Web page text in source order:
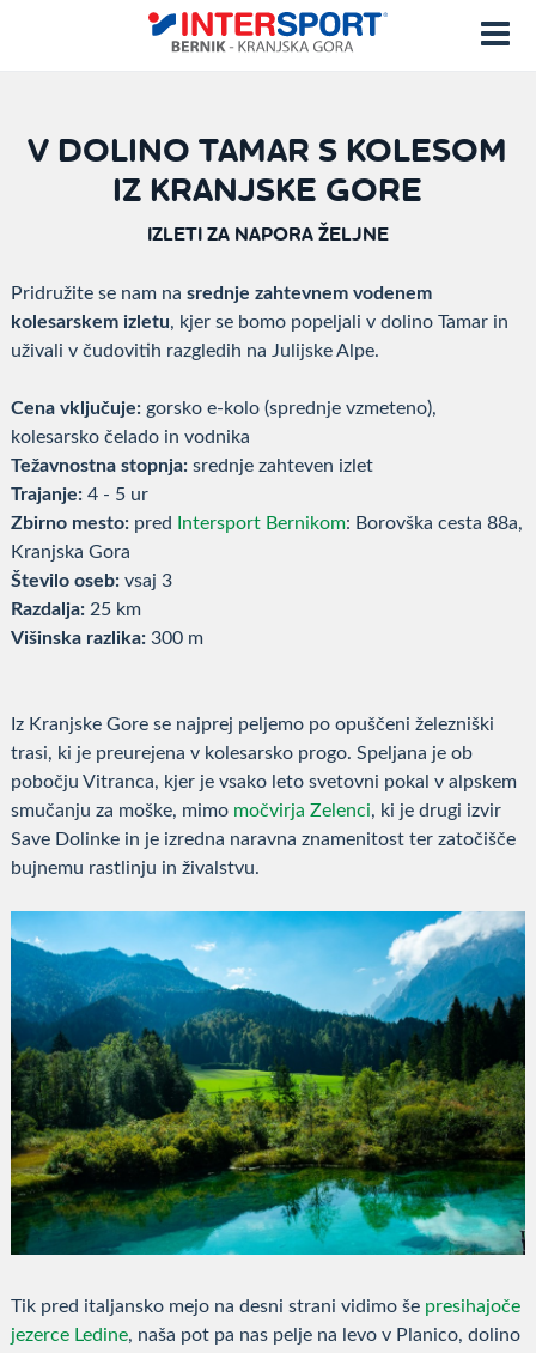
V DOLINO TAMAR S KOLESOM
IZ KRANJSKE GORE
IZLETI ZA NAPORA ŽELJNE
Pridružite se nam na srednje zahtevnem vodenem
kolesarskem izletu, kjer se bomo popeljali v dolino Tamar in
uživali v čudovitih razgledih na Julijske Alpe.
Cena vključuje:gorsko e-kolo (sprednje vzmeteno),
kolesarsko čelado in vodnika
Težavnostna stopnja:srednje zahteven izlet
Trajanje:4 - 5 ur
Zbirno mesto:pred Intersport Bernikom: Borovška cesta 88a,
Kranjska Gora
Število oseb:vsaj 3
Razdalja:25 km
Višinska razlika:300 m
Iz Kranjske Gore se najprej peljemo po opuščeni železniški
trasi, ki je preurejena v kolesarsko progo. Speljana je ob
pobočju Vitranca, kjer je vsako leto svetovni pokal v alpskem
smučanju za moške, mimo močvirja Zelenci, ki je drugi izvir
Save Dolinke in je izredna naravna znamenitost ter zatočišče
bujnemu rastlinju in živalstvu.
Tik pred italjansko mejo na desni strani vidimo še presihajoče
jezerce Ledine, naša pot pa nas pelje na levo v Planico, dolino